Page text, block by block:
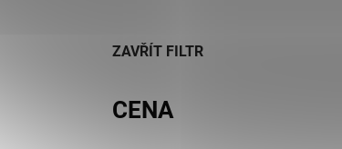
ZAVŘÍT FILTR
CENA